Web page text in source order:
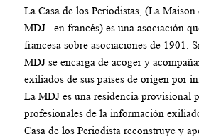
La Casa de los Periodistas, (La Maison
MDJ– en francés) es una asociación
francesa sobre asociaciones de 1901.
MDJ se encarga de acoger y
exiliados de sus países de origen por
La MDJ es una residencia provisional
profesionales de la información
Casa de los Periodista reconstruye y